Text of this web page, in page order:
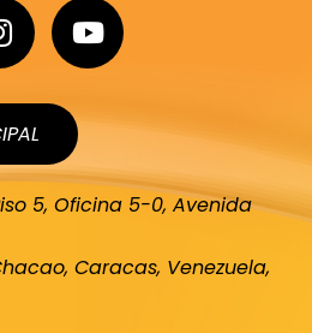
5, Oficina 5-0, Avenida
Caracas, Venezuela,